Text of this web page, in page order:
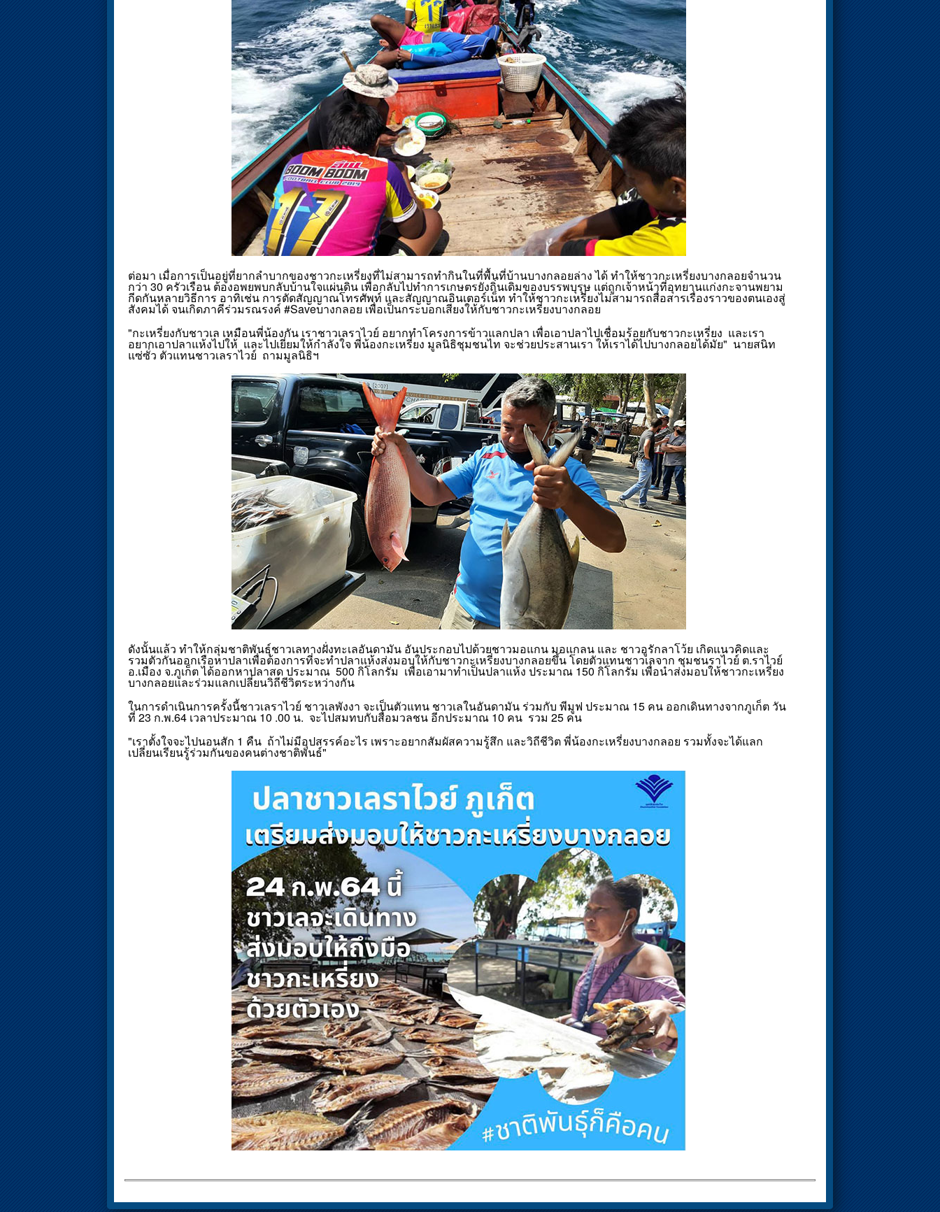
ต่อมา เมื่อการเป็นอยู่ที่ยากลำบากของชาวกะเหรี่ยงที่ไม่สามารถทำกินในที่พื้นที่บ้านบางกลอยล่าง ได้ ทำให้ชาวกะเหรี่ยงบางกลอยจำนวน
กว่า 30 ครัวเรือน ต้องอพยพบกลับบ้านใจแผ่นดิน เพื่อกลับไปทำการเกษตรยังถิ่นเดิมของบรรพบุรุษ แต่ถูกเจ้าหน้าที่อุทยานแก่งกะจานพยาม
กีดกันหลายวิธีการ อาทิเช่น การตัดสัญญาณโทรศัพท์ และสัญญาณอินเตอร์เน็ท ทำให้ชาวกะเหรี่ยงไม่สามารถสื่อสารเรื่องราวของตนเองสู่
สังคมได้ จนเกิดภาคีร่วมรณรงค์ #Saveบางกลอย เพื่อเป็นกระบอกเสียงให้กับชาวกะเหรี่ยงบางกลอย
"กะเหรี่ยงกับชาวเล เหมือนพี่น้องกัน เราชาวเลราไวย์ อยากทำโครงการข้าวแลกปลา เพื่อเอาปลาไปเชื่อมร้อยกับชาวกะเหรี่ยง และเรา
อยากเอาปลาแห้งไปให้ และไปเยี่ยมให้กำลังใจ พี่น้องกะเหรี่ยง มูลนิธิชุมชนไท จะช่วยประสานเรา ให้เราได้ไปบางกลอยได้มัย" นายสนิท
แซ่ซั่ว ตัวแทนชาวเลราไวย์ ถามมูลนิธิฯ
ดังนั้นแล้ว ทำให้กลุ่มชาติพันธุ์ชาวเลทางฝั่งทะเลอันดามัน อันประกอบไปด้วยชาวมอแกน มอแกลน และ ชาวอูรักลาโว้ย เกิดแนวคิดและ
รวมตัวกันออกเรือหาปลาเพื่อต้องการที่จะทำปลาแห้งส่งมอบให้กับชาวกะเหรี่ยงบางกลอยขึ้น โดยตัวแทนชาวเลจาก ชุมชนราไวย์ ต.ราไวย์
อ.เมือง จ.ภูเก็ต ได้ออกหาปลาสด ประมาณ 500 กิโลกรัม เพื่อเอามาทำเป็นปลาแห้ง ประมาณ 150 กิโลกรัม เพื่อนำส่งมอบให้ชาวกะเหรี่ยง
บางกลอยและร่วมแลกเปลี่ยนวิถีชีวิตระหว่างกัน
ในการดำเนินการครั้งนี้ชาวเลราไวย์ ชาวเลพังงา จะเป็นตัวแทน ชาวเลในอันดามัน ร่วมกับ พีมูฟ ประมาณ 15 คน ออกเดินทางจากภูเก็ต วัน
ที่ 23 ก.พ.64 เวลาประมาณ 10 .00 น. จะไปสมทบกับสื่อมวลชน อีกประมาณ 10 คน รวม 25 คน
"เราตั้งใจจะไปนอนสัก 1 คืน ถ้าไม่มีอุปสรรค์อะไร เพราะอยากสัมผัสความรู้สึก และวิถีชีวิต พี่น้องกะเหรี่ยงบางกลอย รวมทั้งจะได้แลก
เปลี่ยนเรียนรู้ร่วมกันของคนต่างชาติพันธ์"